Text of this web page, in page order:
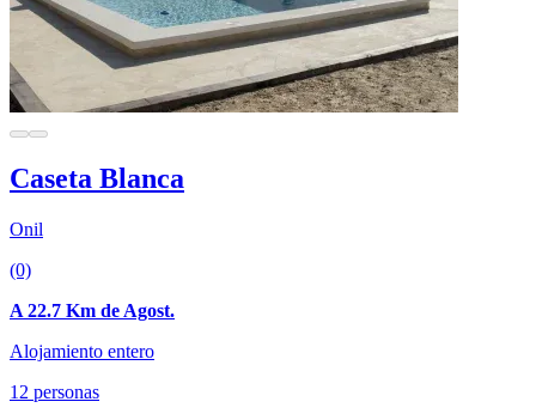
Caseta Blanca
Onil
(0)
A 22.7 Km de Agost.
Alojamiento entero
12 personas